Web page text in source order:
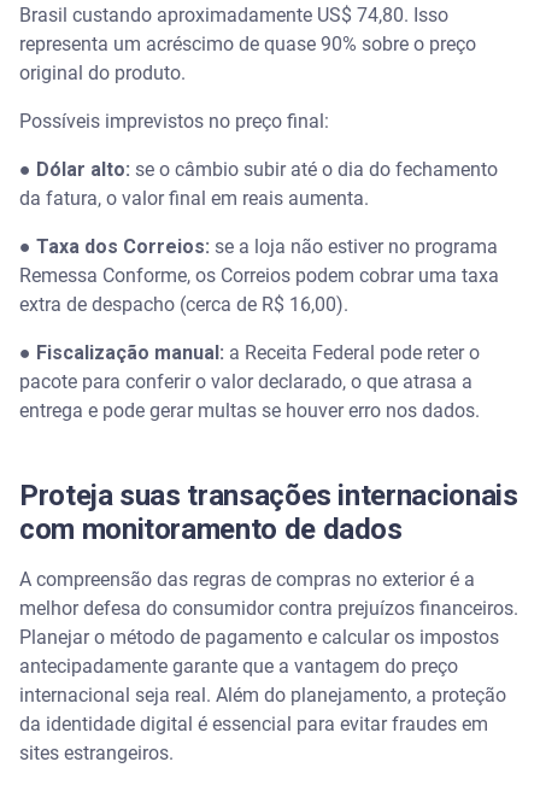
Brasil custando aproximadamente US$ 74,80. Isso
representa um acréscimo de quase 90% sobre o preço
original do produto.
Possíveis imprevistos no preço final:
● Dólar alto: se o câmbio subir até o dia do fechamento
da fatura, o valor final em reais aumenta.
● Taxa dos Correios: se a loja não estiver no programa
Remessa Conforme, os Correios podem cobrar uma taxa
extra de despacho (cerca de R$ 16,00).
● Fiscalização manual: a Receita Federal pode reter o
pacote para conferir o valor declarado, o que atrasa a
entrega e pode gerar multas se houver erro nos dados.
Proteja suas transações internacionais
com monitoramento de dados
A compreensão das regras de compras no exterior é a
melhor defesa do consumidor contra prejuízos financeiros.
Planejar o método de pagamento e calcular os impostos
antecipadamente garante que a vantagem do preço
internacional seja real. Além do planejamento, a proteção
da identidade digital é essencial para evitar fraudes em
sites estrangeiros.